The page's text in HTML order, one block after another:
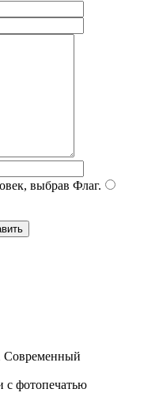
выбрав Флаг.
Современный
фотопечатью